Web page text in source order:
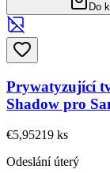
Do
Prywatyzující
Shadow pro
€5,95219 ks
Odeslání úterý